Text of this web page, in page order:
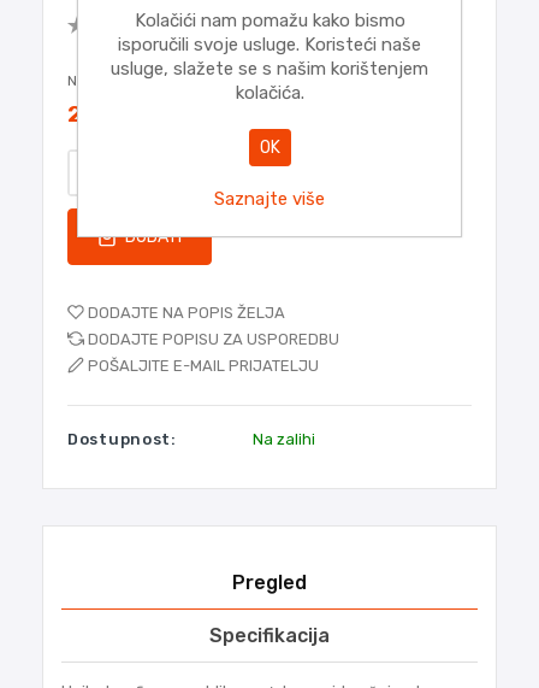
Budite prvi koji će napisati osvrt za
ovaj proizvod
Najniža cijena u zadnjih 30 dana: 23,70€
23,70€
DODATI
DODAJTE NA POPIS ŽELJA
DODAJTE POPISU ZA USPOREDBU
POŠALJITE E-MAIL PRIJATELJU
Dostupnost: Na zalihi
Pregled
Specifikacija
Kolačići nam pomažu kako bismo
isporučili svoje usluge. Koristeći naše
usluge, slažete se s našim korištenjem
kolačića.
OK
Saznajte više